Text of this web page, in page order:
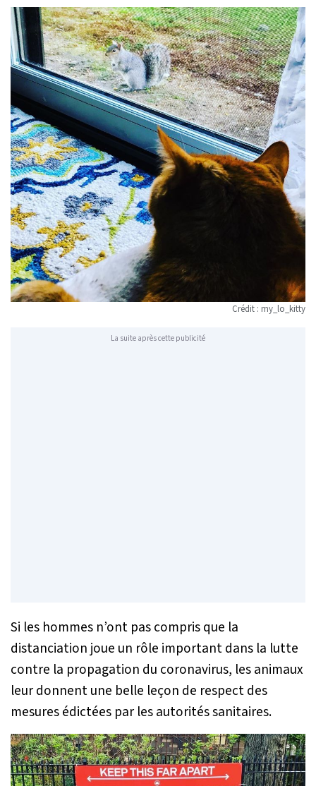
Crédit : my_lo_kitty
La suite après cette publicité
Si les hommes n’ont pas compris que la
distanciation joue un rôle important dans la lutte
contre la propagation du coronavirus, les animaux
leur donnent une belle leçon de respect des
mesures édictées par les autorités sanitaires.